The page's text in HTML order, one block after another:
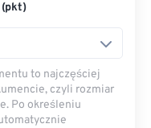
to najczęściej
czyli rozmiar
Po określeniu